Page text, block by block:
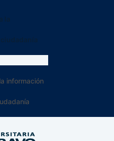
información